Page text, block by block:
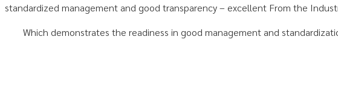
standardized management and good transparency – excellent From the
Which demonstrates the readiness in good management and